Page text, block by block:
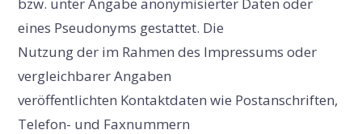
eines Pseudonyms gestattet. Die
Nutzung der im Rahmen des Impressums oder
vergleichbarer Angaben
veröffentlichten Kontaktdaten wie Postanschriften,
Telefon- und Faxnummern